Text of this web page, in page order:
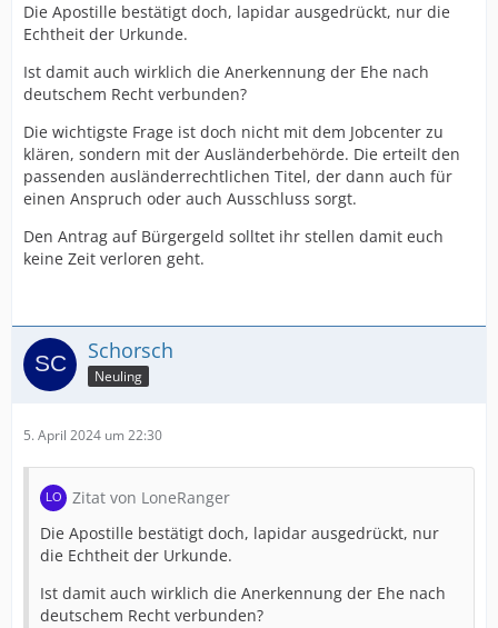
Die Apostille bestätigt doch, lapidar ausgedrückt, nur die
Echtheit der Urkunde.
Ist damit auch wirklich die Anerkennung der Ehe nach
deutschem Recht verbunden?
Die wichtigste Frage ist doch nicht mit dem Jobcenter zu
klären, sondern mit der Ausländerbehörde. Die erteilt den
passenden ausländerrechtlichen Titel, der dann auch für
einen Anspruch oder auch Ausschluss sorgt.
Den Antrag auf Bürgergeld solltet ihr stellen damit euch
keine Zeit verloren geht.
Schorsch
Neuling
5. April 2024 um 22:30
Zitat von LoneRanger
Die Apostille bestätigt doch, lapidar ausgedrückt, nur
die Echtheit der Urkunde.
Ist damit auch wirklich die Anerkennung der Ehe nach
deutschem Recht verbunden?